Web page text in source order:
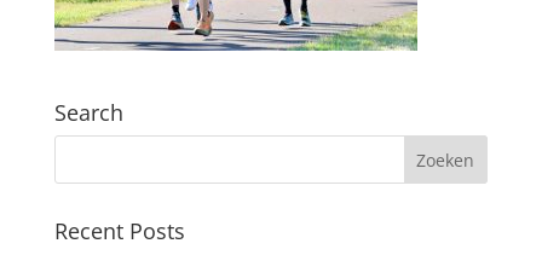
Search
Recent Posts